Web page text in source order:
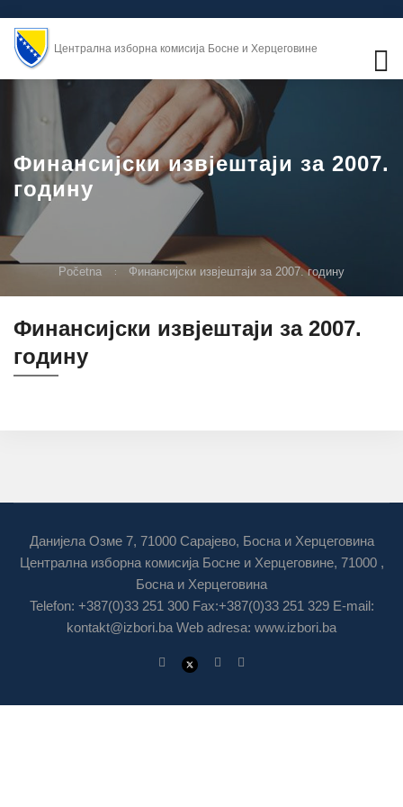
Централна изборна комисија Босне и Херцеговине
Финансијски извјештаји за 2007.
годину
Početna Финансијски извјештаји за 2007. годину
Финансијски извјештаји за 2007.
годину
Данијела Озме 7, 71000 Сарајево, Босна и Херцеговина
Централна изборна комисија Босне и Херцеговине, 71000 ,
Босна и Херцеговина
Telefon: +387(0)33 251 300 Fax:+387(0)33 251 329 E-mail:
kontakt@izbori.ba Web adresa: www.izbori.ba